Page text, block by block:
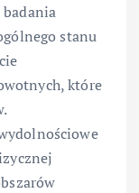
badania
stanu
które